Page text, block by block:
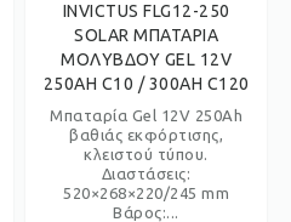
INVICTUS FLG12-250
SOLAR ΜΠΑΤΑΡΙΑ
ΜΟΛΥΒΔΟΥ GEL 12V
250AH C10 / 300AH C120
Μπαταρία Gel 12V 250Ah
βαθιάς εκφόρτισης,
κλειστού τύπου.
Διαστάσεις:
520×268×220/245 mm
Βάρος:...